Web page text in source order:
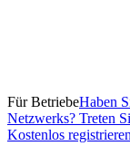
Für BetriebeHaben
Netzwerks? Treten
Kostenlos registrieren